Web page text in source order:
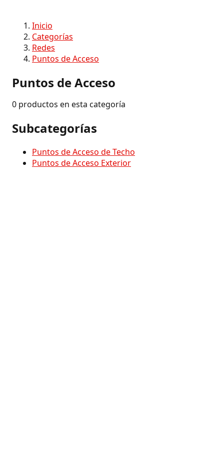
Inicio
Categorías
Redes
Puntos de Acceso
Puntos de Acceso
0 productos en esta categoría
Subcategorías
Puntos de Acceso de Techo
Puntos de Acceso Exterior